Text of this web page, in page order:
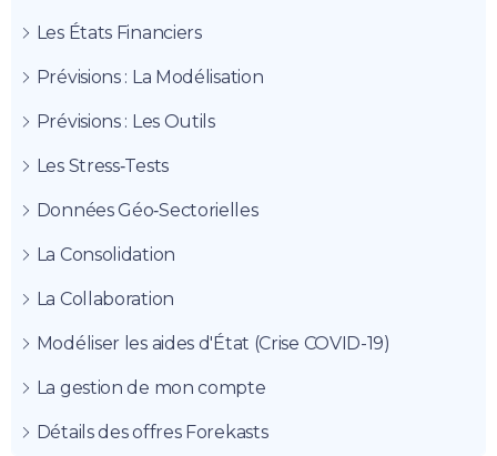
Les États Financiers
Prévisions : La Modélisation
Prévisions : Les Outils
Les Stress‑Tests
Données Géo‑Sectorielles
La Consolidation
La Collaboration
Modéliser les aides d'État (Crise COVID-19)
La gestion de mon compte
Détails des offres Forekasts